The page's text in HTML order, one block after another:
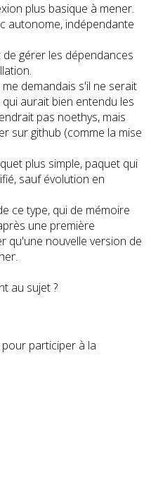
plus basique à mener.
autonome, indépendante
gérer les dépendances
demandais s'il ne serait
aurait bien entendu les
pas noethys, mais
sur github (comme la mise
plus simple, paquet qui
sauf évolution en
ce type, qui de mémoire
une première
qu'une nouvelle version de
au sujet ?
pour participer à la